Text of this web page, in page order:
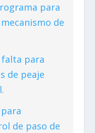
para
de
falta para
de peaje
.
de paso de